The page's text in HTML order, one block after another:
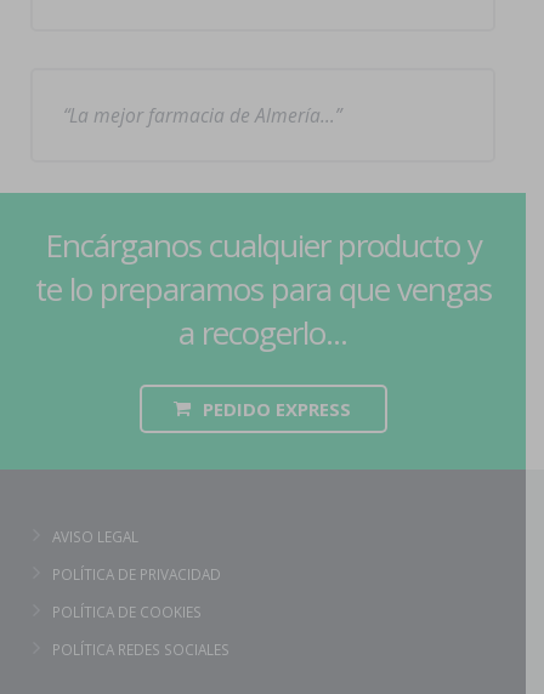
La mejor farmacia de Almería…
Encárganos cualquier producto y
te lo preparamos para que vengas
a recogerlo...
PEDIDO EXPRESS
AVISO LEGAL
POLÍTICA DE PRIVACIDAD
POLÍTICA DE COOKIES
POLÍTICA REDES SOCIALES